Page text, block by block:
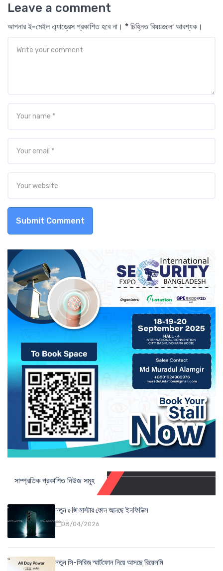
Leave a comment
আপনার ই-মেইল এ্যাড্রেস প্রকাশিত হবে না। * চিহ্নিত বিষয়গুলো আবশ্যক।
Submit Comment
সাম্প্রতিক প্রকাশিত নিউজ সমূহ
নতুন ৫জি মাস্টার ফোন আনছে ইনফিনিক্স
08/04/2026
নতুন সি-সিরিজ স্মার্টফোন নিয়ে আসছে রিয়েলমি